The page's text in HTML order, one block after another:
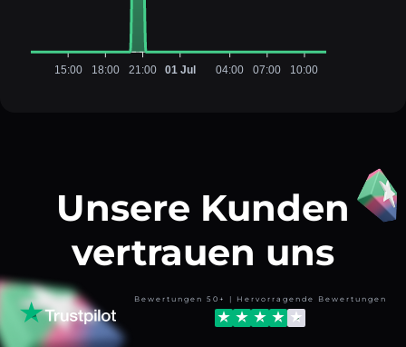
15:00 18:00 21:00 01 Jul 04:00 07:00 10:00
Unsere Kunden
vertrauen uns
Bewertungen 50+ | Hervorragende Bewertungen